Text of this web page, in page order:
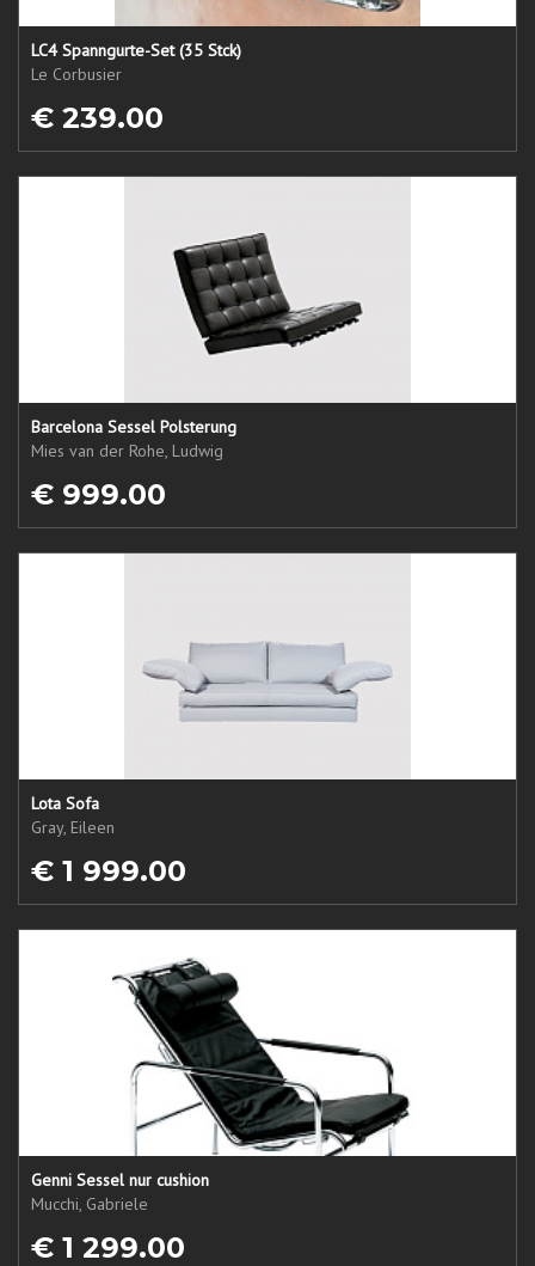
LC4 Spanngurte-Set (35 Stck)
Le Corbusier
€ 239.00
Barcelona Sessel Polsterung
Mies van der Rohe, Ludwig
€ 999.00
Lota Sofa
Gray, Eileen
€ 1 999.00
Genni Sessel nur cushion
Mucchi, Gabriele
€ 1 299.00